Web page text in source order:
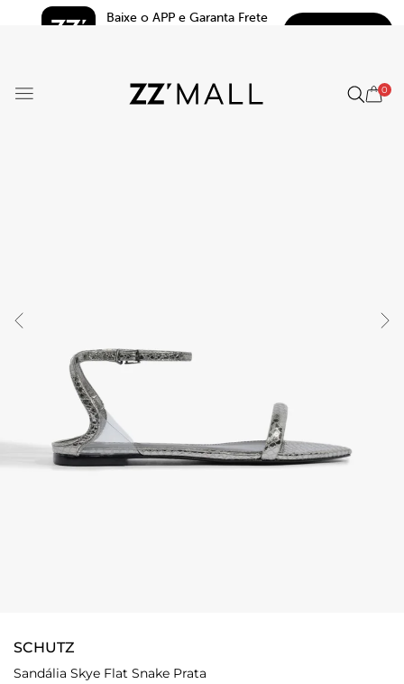
Baixe o APP e Garanta Frete
0
SCHUTZ
Sandália Skye Flat Snake Prata